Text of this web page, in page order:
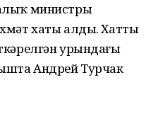
министры
хаты алды. Хатты
урындағы
Андрей Турчак